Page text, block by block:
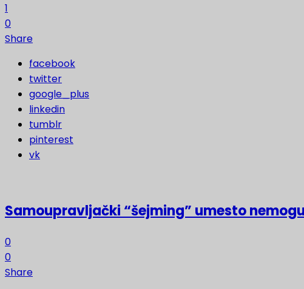
1
0
Share
facebook
twitter
google_plus
linkedin
tumblr
pinterest
vk
Samoupravljački “šejming” umesto
0
0
Share